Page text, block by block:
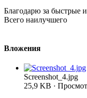
Благодарю за быстрые
Всего наилучшего
Вложения
Screenshot_4.jpg
25,9 KB ·